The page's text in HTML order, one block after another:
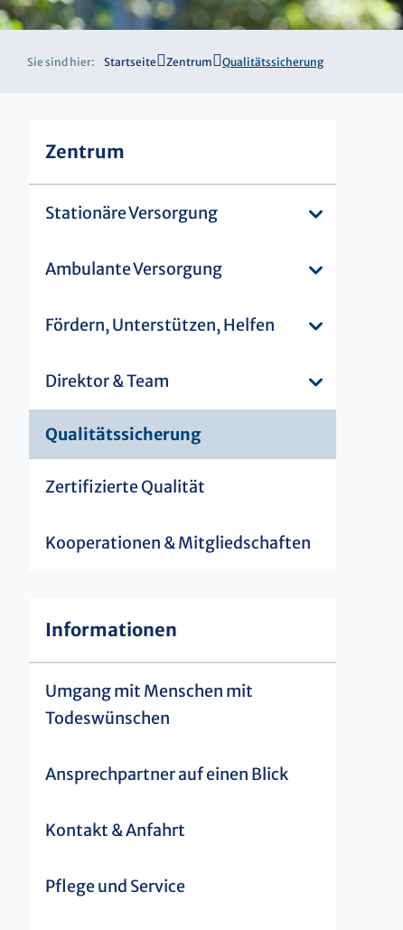
Sie sind hier: Startseite Zentrum Qualitätssicherung
Zentrum
Stationäre Versorgung
Ambulante Versorgung
Fördern, Unterstützen, Helfen
Direktor & Team
Qualitätssicherung
Zertifizierte Qualität
Kooperationen & Mitgliedschaften
Informationen
Umgang mit Menschen mit
Todeswünschen
Ansprechpartner auf einen Blick
Kontakt & Anfahrt
Pflege und Service